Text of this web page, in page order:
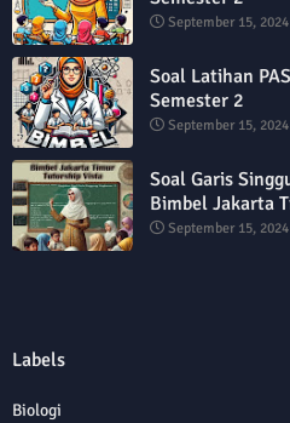
September 15, 2024
Soal Latihan
Semester 2
September 15, 2024
Soal Garis
Bimbel Jakarta
September 15, 2024
Labels
Biologi